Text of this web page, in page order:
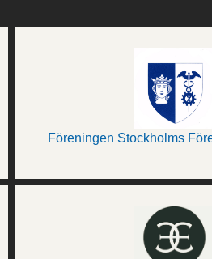
Föreningen Stockholms